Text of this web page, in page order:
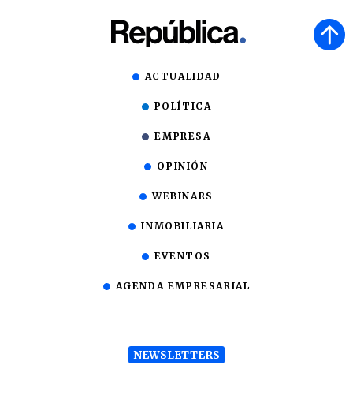
ACTUALIDAD
POLÍTICA
EMPRESA
OPINIÓN
WEBINARS
INMOBILIARIA
EVENTOS
AGENDA EMPRESARIAL
NEWSLETTERS